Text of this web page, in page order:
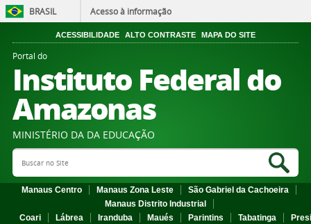
BRASIL Acesso à informação
ACESSIBILIDADE ALTO CONTRASTE MAPA DO SITE
Portal do
Instituto Federal do
Amazonas
MINISTÉRIO DA DA EDUCAÇÃO
Search Site
Manaus Centro Manaus Zona Leste
São Gabriel da Cachoeira
Manaus Distrito Industrial
Coari
Lábrea Iranduba Maués Parintins Tabatinga